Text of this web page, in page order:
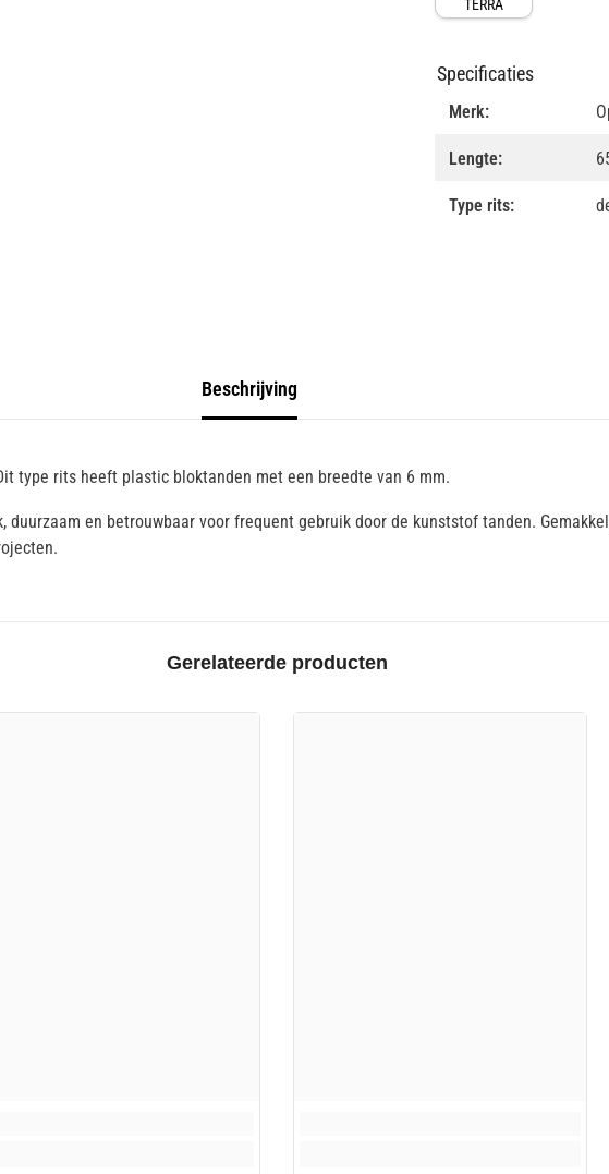
TERRA
Specificaties
Merk:
Lengte:
Type rits:
Beschrijving
type rits heeft plastic bloktanden met een breedte van 6 mm.
duurzaam en betrouwbaar voor frequent gebruik door de kunststof tanden.
Gerelateerde producten